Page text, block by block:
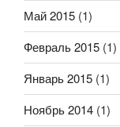
Май 2015 (1)
Февраль 2015 (1)
Январь 2015 (1)
Ноябрь 2014 (1)